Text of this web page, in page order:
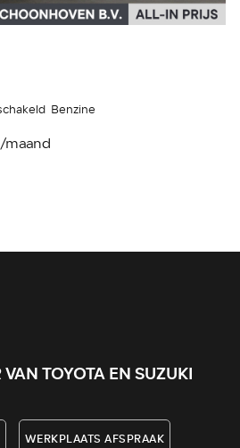
Benzine
maand
TOYOTA EN SUZUKI
WERKPLAATS AFSPRAAK